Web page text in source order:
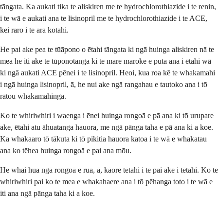
tāngata. Ka aukati tika te aliskiren me te hydrochlorothiazide i te renin,
i te wā e aukati ana te lisinopril me te hydrochlorothiazide i te ACE,
kei raro i te ara kotahi.
He pai ake pea te tūāpono o ētahi tāngata ki ngā huinga aliskiren nā te
mea he iti ake te tūponotanga ki te mare maroke e puta ana i ētahi wā
ki ngā aukati ACE pēnei i te lisinopril. Heoi, kua roa kē te whakamahi
i ngā huinga lisinopril, ā, he nui ake ngā rangahau e tautoko ana i tō
rātou whakamahinga.
Ko te whiriwhiri i waenga i ēnei huinga rongoā e pā ana ki tō urupare
ake, ētahi atu āhuatanga hauora, me ngā pānga taha e pā ana ki a koe.
Ka whakaaro tō tākuta ki tō pikitia hauora katoa i te wā e whakatau
ana ko tēhea huinga rongoā e pai ana mōu.
He whai hua ngā rongoā e rua, ā, kāore tētahi i te pai ake i tētahi. Ko te
whiriwhiri pai ko te mea e whakahaere ana i tō pēhanga toto i te wā e
iti ana ngā pānga taha ki a koe.